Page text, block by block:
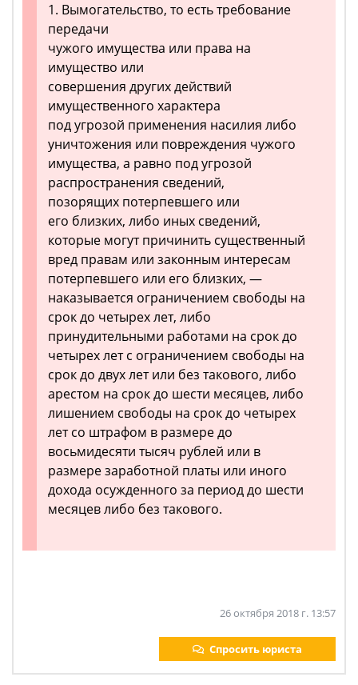
1. Вымогательство, то есть требование
передачи
чужого имущества или права на
имущество или
совершения других действий
имущественного характера
под угрозой применения насилия либо
уничтожения или повреждения чужого
имущества, а равно под угрозой
распространения сведений,
позорящих потерпевшего или
его близких, либо иных сведений,
которые могут причинить существенный
вред правам или законным интересам
потерпевшего или его близких, —
наказывается ограничением свободы на
срок до четырех лет, либо
принудительными работами на срок до
четырех лет с ограничением свободы на
срок до двух лет или без такового, либо
арестом на срок до шести месяцев, либо
лишением свободы на срок до четырех
лет со штрафом в размере до
восьмидесяти тысяч рублей или в
размере заработной платы или иного
дохода осужденного за период до шести
месяцев либо без такового.
26 октября 2018 г. 13:57
Спросить юриста